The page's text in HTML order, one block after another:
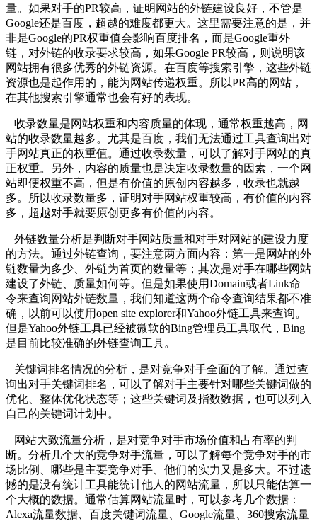
量。如果对手的PR较高，证明网站的外链建设良好，不管是
Google还是百度，超越的难度都更大。这里需要注意的是，并
非是Google的PR权重值会影响百度排名，而是Google重外
链，对外链的收录要求较高，如果Google PR较高，则说明该
网站拥有很多优秀的外链资源。在百度等搜索引擎，这些外链
资源也是起作用的，能为网站传递权重。所以PR高的网站，
在其他搜索引擎通常也会有好的表现。
收录数量是网站权重和内容质量的体现，通常权重越高，网
站的收录数量越多。尤其是百度，我们无法通过工具查询出对
手网站真正的权重值。通过收录数量，可以了解对手网站的真
正权重。另外，内容的质量也是决定收录数量的因素，一个网
站即便权重不高，但是有价值的原创内容越多，收录也就越
多。所以收录数量多，证明对手网站权重较高，有价值的内容
多，超越对手就要原创更多有价值的内容。
外链数量分析是判断对手网站质量和对手对网站的建设力度
的方法。通过外链查询，要注意两方面内容：第一是网站的外
链数量为多少、外链为首页的数量等；其次是对手在哪些网站
建设了外链、质量如何等。但是如果使用Domain或者Link命
令来查询网站外链数量，我们知道这两个命令查询结果都不准
确，以前可以使用open site explorer和Yahoo外链工具来查询。
但是Yahoo外链工具已经被微软的Bing管理员工具取代，Bing
是目前比较准确的外链查询工具。
关键词排名情况的分析，是对竞争对手全面的了解。通过查
询出对手关键词排名，可以了解对手主要针对哪些关键词做的
优化、整体优化状态等；这些关键词及指数数据，也可以列入
自己的关键词计划中。
网站大致流量分析，是对竞争对手市场价值和占有率的判
断。分析几个大的竞争对手流量，可以了解每个竞争对手的市
场比例、哪些是主要竞争对手、他们的实力又是多大。不过遗
憾的是没有统计工具能统计他人的网站流量，所以只能估算一
个大概的数据。通常估算网站流量时，可以参考几个数据：
Alexa流量数据、百度关键词流量、Google流量、360搜索流量